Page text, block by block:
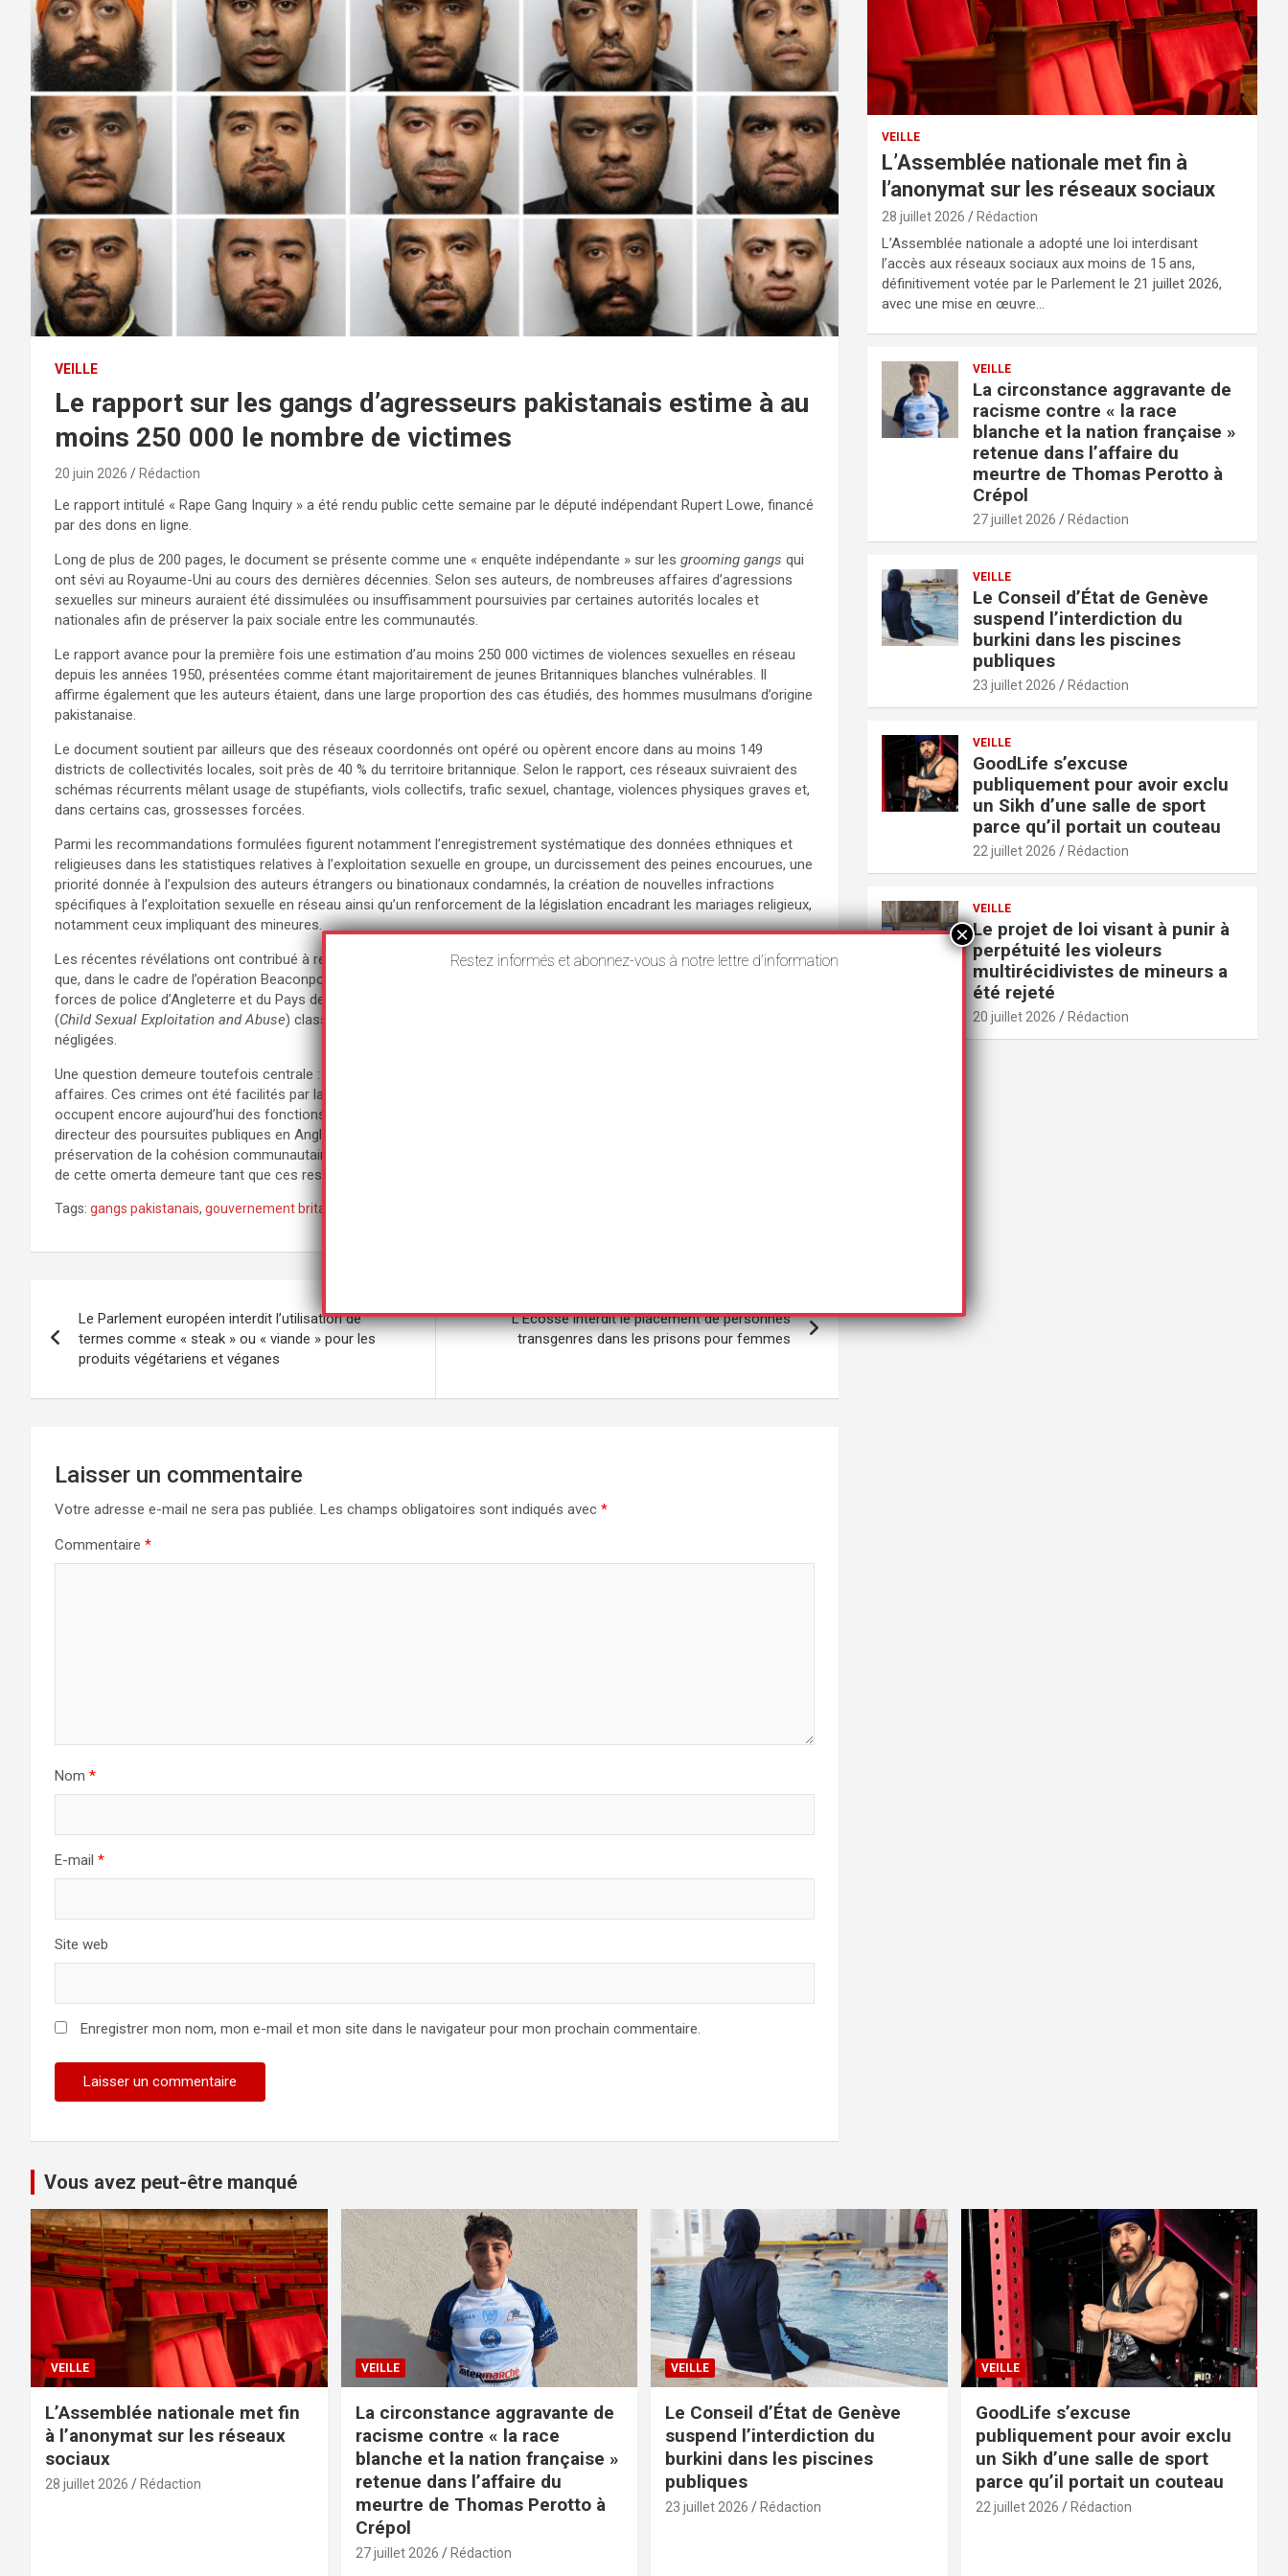
VEILLE
Le rapport sur les gangs d’agresseurs pakistanais estime à au
moins 250 000 le nombre de victimes
20 juin 2026 Rédaction
Le rapport intitulé « Rape Gang Inquiry » a été rendu public cette semaine par le député indépendant Rupert Lowe, financé
par des dons en ligne.
Long de plus de 200 pages, le document se présente comme une « enquête indépendante » sur les grooming gangs qui
ont sévi au Royaume-Uni au cours des dernières décennies. Selon ses auteurs, de nombreuses affaires d’agressions
sexuelles sur mineurs auraient été dissimulées ou insuffisamment poursuivies par certaines autorités locales et
nationales afin de préserver la paix sociale entre les communautés.
Le rapport avance pour la première fois une estimation d’au moins 250 000 victimes de violences sexuelles en réseau
depuis les années 1950, présentées comme étant majoritairement de jeunes Britanniques blanches vulnérables. Il
affirme également que les auteurs étaient, dans une large proportion des cas étudiés, des hommes musulmans d’origine
pakistanaise.
Le document soutient par ailleurs que des réseaux coordonnés ont opéré ou opèrent encore dans au moins 149
districts de collectivités locales, soit près de 40 % du territoire britannique. Selon le rapport, ces réseaux suivraient des
schémas récurrents mêlant usage de stupéfiants, viols collectifs, trafic sexuel, chantage, violences physiques graves et,
dans certains cas, grossesses forcées.
Parmi les recommandations formulées figurent notamment l’enregistrement systématique des données ethniques et
religieuses dans les statistiques relatives à l’exploitation sexuelle en groupe, un durcissement des peines encourues, une
priorité donnée à l’expulsion des auteurs étrangers ou binationaux condamnés, la création de nouvelles infractions
spécifiques à l’exploitation sexuelle en réseau ainsi qu’un renforcement de la législation encadrant les mariages religieux,
notamment ceux impliquant des mineures.
Les récentes révélations ont contribué à relancer plusieurs enquêtes officielles. La National Crime Agency a annoncé
que, dans le cadre de l’opération Beaconport, elle avait examiné quinze années de dossiers provenant de l’ensemble des
forces de police d’Angleterre et du Pays de Galles afin d’identifier des affaires d’exploitation sexuelle collective d’enfants
(Child Sexual Exploitation and Abuse) classées sans suite alors que certaines pistes d’enquête auraient pu être
négligées.
Une question demeure toutefois centrale : celle des responsabilités politiques et administratives dans la gestion de ces
affaires. Ces crimes ont été facilités par la mise sous silence des dossiers par des responsables publics dont plusieurs
occupent encore aujourd’hui des fonctions importantes. Keir Starmer, actuel Premier ministre du pays, fut notamment
directeur des poursuites publiques en Angleterre et au Pays de Galles entre 2008 et 2013. Les autorités ayant privilégié la
préservation de la cohésion communautaire au détriment de la protection des victimes, la possibilité d’une persistance
de cette omerta demeure tant que ces responsables resteront influents au sein des institutions britanniques.
Tags: gangs pakistanais, gouvernement britannique
de
l’article
Le Parlement européen interdit l’utilisation de
termes comme « steak » ou « viande » pour les
produits végétariens et véganes
L’Écosse interdit le placement de personnes
transgenres dans les prisons pour femmes
Laisser un commentaire
Votre adresse e-mail ne sera pas publiée. Les champs obligatoires sont indiqués avec *
Commentaire *
Nom *
E-mail *
Site web
Enregistrer mon nom, mon e-mail et mon site dans le navigateur pour mon prochain commentaire.
VEILLE
L’Assemblée nationale met fin à
l’anonymat sur les réseaux sociaux
28 juillet 2026 Rédaction
L’Assemblée nationale a adopté une loi interdisant
l’accès aux réseaux sociaux aux moins de 15 ans,
définitivement votée par le Parlement le 21 juillet 2026,
avec une mise en œuvre…
VEILLE
La circonstance aggravante de
racisme contre « la race
blanche et la nation française »
retenue dans l’affaire du
meurtre de Thomas Perotto à
Crépol
27 juillet 2026 Rédaction
VEILLE
Le Conseil d’État de Genève
suspend l’interdiction du
burkini dans les piscines
publiques
23 juillet 2026 Rédaction
VEILLE
GoodLife s’excuse
publiquement pour avoir exclu
un Sikh d’une salle de sport
parce qu’il portait un couteau
22 juillet 2026 Rédaction
VEILLE
Le projet de loi visant à punir à
perpétuité les violeurs
multirécidivistes de mineurs a
été rejeté
20 juillet 2026 Rédaction
Vous avez peut-être manqué
VEILLE
L’Assemblée nationale met fin
à l’anonymat sur les réseaux
sociaux
28 juillet 2026 Rédaction
VEILLE
La circonstance aggravante de
racisme contre « la race
blanche et la nation française »
retenue dans l’affaire du
meurtre de Thomas Perotto à
Crépol
27 juillet 2026 Rédaction
VEILLE
Le Conseil d’État de Genève
suspend l’interdiction du
burkini dans les piscines
publiques
23 juillet 2026 Rédaction
VEILLE
GoodLife s’excuse
publiquement pour avoir exclu
un Sikh d’une salle de sport
parce qu’il portait un couteau
22 juillet 2026 Rédaction
Restez informés et abonnez-vous à notre lettre d’information